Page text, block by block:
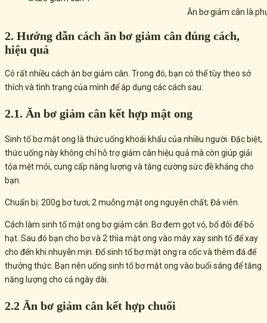
Ăn bơ giảm cân là
2. Hướng dẫn cách ăn bơ giảm cân đúng cách,
hiệu quả
Có rất nhiều cách ăn bơ giảm cân. Trong đó, bạn có thể tùy theo sở
thích và tình trạng của mình để áp dụng các cách sau:
2.1. Ăn bơ giảm cân kết hợp mật ong
Sinh tố bơ mật ong là thức uống khoái khẩu của nhiều người. Đặc biệt,
thức uống này không chỉ hỗ trợ giảm cân hiệu quả mà còn giúp giải
tỏa mệt mỏi, cung cấp năng lượng và tăng cường sức đề kháng cho
bạn.
Chuẩn bị: 200g bơ tươi; 2 muỗng mật ong nguyên chất; Đá viên.
Cách làm sinh tố mật ong bơ giảm cân: Bơ đem gọt vỏ, bổ đôi để bỏ
hạt. Sau đó bạn cho bơ và 2 thìa mật ong vào máy xay sinh tố để xay
cho đến khi nhuyễn mịn. Đổ sinh tố bơ mật ong ra cốc và thêm đá để
thưởng thức. Bạn nên uống sinh tố bơ mật ong vào buổi sáng để tăng
năng lượng cho cả ngày dài.
2.2 Ăn bơ giảm cân kết hợp chuối